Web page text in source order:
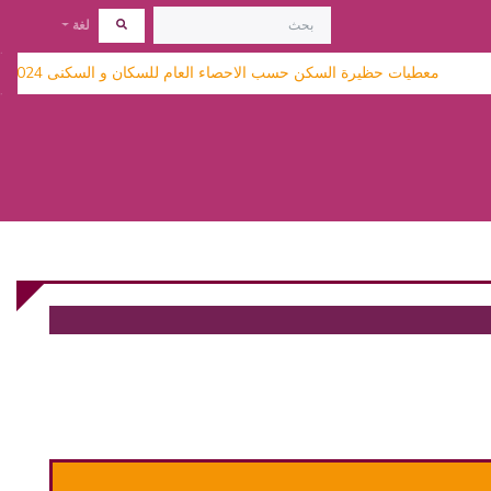
لغة
معطيات حظيرة السكن حسب الاحصاء العام للسكان و السكنى 2024 متاحة